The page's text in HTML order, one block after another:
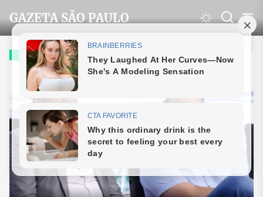
to
the
content
GAZETA SÃO PAULO